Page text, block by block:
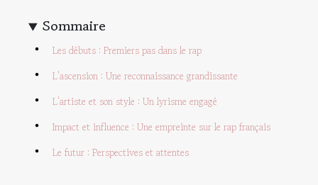
Sommaire
Les débuts : Premiers pas dans le rap
L'ascension : Une reconnaissance grandissante
L'artiste et son style : Un lyrisme engagé
Impact et influence : Une empreinte sur le rap français
Le futur : Perspectives et attentes